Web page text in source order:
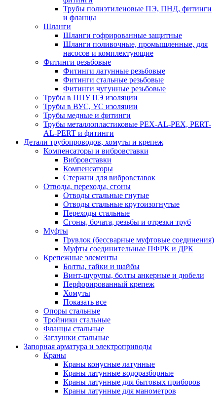
Трубы полиэтиленовые ПЭ, ПНД, фитинги
и фланцы
Шланги
Шланги гофрированные защитные
Шланги поливочные, промышленные, для
насосов и комплектующие
Фитинги резьбовые
Фитинги латунные резьбовые
Фитинги стальные резьбовые
Фитинги чугунные резьбовые
Трубы в ППУ ПЭ изоляции
Трубы в ВУС, УС изоляции
Трубы медные и фитинги
Трубы металлопластиковые PEX-AL-PEX, PERT-
AL-PERT и фитинги
Детали трубопроводов, хомуты и крепеж
Компенсаторы и вибровставки
Вибровставки
Компенсаторы
Стержни для вибровставок
Отводы, переходы, сгоны
Отводы стальные гнутые
Отводы стальные крутоизогнутые
Переходы стальные
Сгоны, бочата, резьбы и отрезки труб
Муфты
Грувлок (бессварные муфтовые соединения)
Муфты соединительные ПФРК и ДРК
Крепежные элементы
Болты, гайки и шайбы
Винт-шурупы, болты анкерные и дюбели
Перфорированный крепеж
Хомуты
Показать все
Опоры стальные
Тройники стальные
Фланцы стальные
Заглушки стальные
Запорная арматура и электроприводы
Краны
Краны конусные латунные
Краны латунные водоразборные
Краны латунные для бытовых приборов
Краны латунные для манометров